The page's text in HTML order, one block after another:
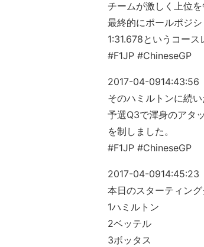
チームが激しく上位を
最終的にポールポジシ
1:31.678というコース
#F1JP #ChineseGP
2017-04-0914:43:56
そのハミルトンに続
予選Q3で渾身のアタ
を制しました。
#F1JP #ChineseGP
2017-04-0914:45:23
本日のスターティン
1ハミルトン
2ベッテル
3ボッタス